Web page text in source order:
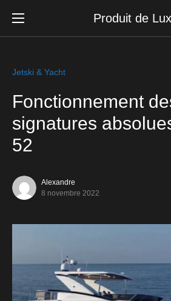
Produit de
Jetski & Yacht
Fonctionnement
signatures
52
Alexandre
8 novembre 2022